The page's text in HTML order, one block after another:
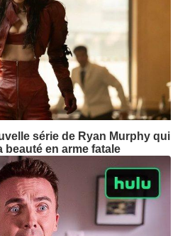
série de Ryan Murphy qui
beauté en arme fatale